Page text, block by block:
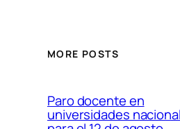
MORE POSTS
Paro docente en
universidades